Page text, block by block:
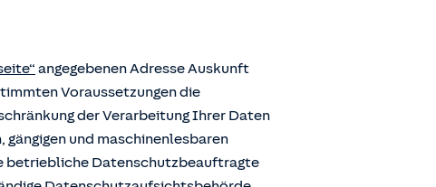
angegebenen Adresse Auskunft
Voraussetzungen die
der Verarbeitung Ihrer Daten
und maschinenlesbaren
betriebliche Datenschutzbeauftragte